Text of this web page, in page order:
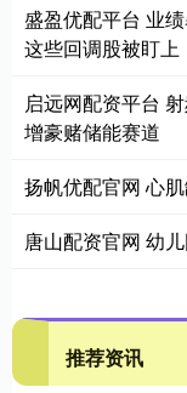
盛盈优配平台 业
这些回调股被盯上
启远网配资平台
增豪赌储能赛道
扬帆优配官网 心
唐山配资官网 幼
推荐资讯